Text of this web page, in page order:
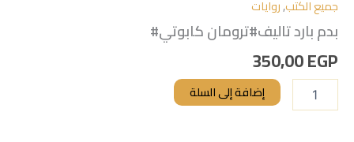
جميع الكتب,روايات
بدم بارد تاليف#ترومان كابوتي#
350,00EGP
إضافة إلى السلة